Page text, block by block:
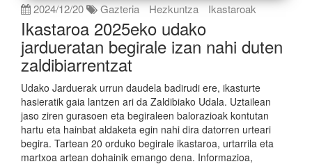
2024/12/20 Gazteria Hezkuntza Ikastaroak
Ikastaroa 2025eko udako
jardueratan begirale izan nahi duten
zaldibiarrentzat
Udako Jarduerak urrun daudela badirudi ere, ikasturte
hasieratik gaia lantzen ari da Zaldibiako Udala. Uztailean
jaso ziren gurasoen eta begiraleen balorazioak kontutan
hartu eta hainbat aldaketa egin nahi dira datorren urteari
begira. Tartean 20 orduko begirale ikastaroa, urtarrila eta
martxoa artean dohainik emango dena. Informazioa,